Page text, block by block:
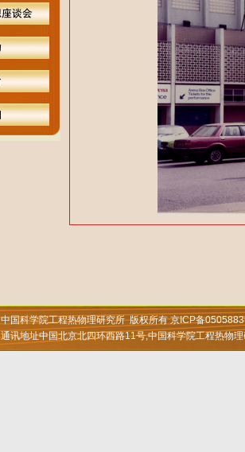
中国科学院工程热物理研究所 版权所有京ICP备
通讯地址中国北京北四环西路11号,中国科学院工程热物